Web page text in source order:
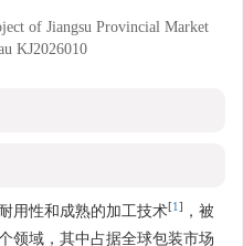
of Jiangsu Provincial Market
KJ2026010
用性和成熟的加工技术[1 ]
，被
领域，其中占据全球包装市场